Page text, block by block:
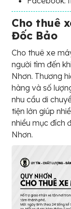
Cho thuê
Đốc Bảo
Cho thuê xe
người tìm đến
Nhơn. Thương
hàng và số
nhu cầu di
tiện lớn giúp
nhiều mục đích
Nhơn.